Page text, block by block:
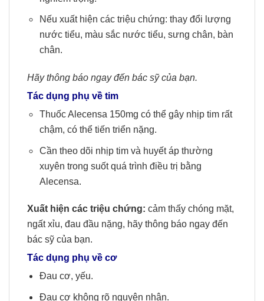
Nếu xuất hiện các triệu chứng: thay đổi lượng
nước tiểu, màu sắc nước tiểu, sưng chân, bàn
chân.
Hãy thông báo ngay đến bác sỹ của bạn.
Tác dụng phụ về tim
Thuốc Alecensa 150mg có thể gây nhịp tim rất
chậm, có thể tiến triển nặng.
Cần theo dõi nhịp tim và huyết áp thường
xuyên trong suốt quá trình điều trị bằng
Alecensa.
Xuất hiện các triệu chứng: cảm thấy chóng mặt,
ngất xỉu, đau đầu nặng, hãy thông báo ngay đến
bác sỹ của bạn.
Tác dụng phụ về cơ
Đau cơ, yếu.
Đau cơ không rõ nguyên nhân.